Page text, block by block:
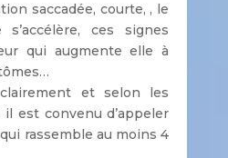
saccadée, courte, , le
s’accélère, ces signes
qui augmente elle à
et selon les
est convenu d’appeler
rassemble au moins 4